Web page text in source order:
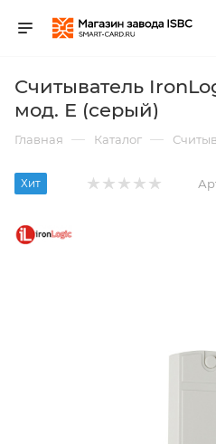
Считыватель
мод. Е (серый)
Главная — Каталог —
Хит